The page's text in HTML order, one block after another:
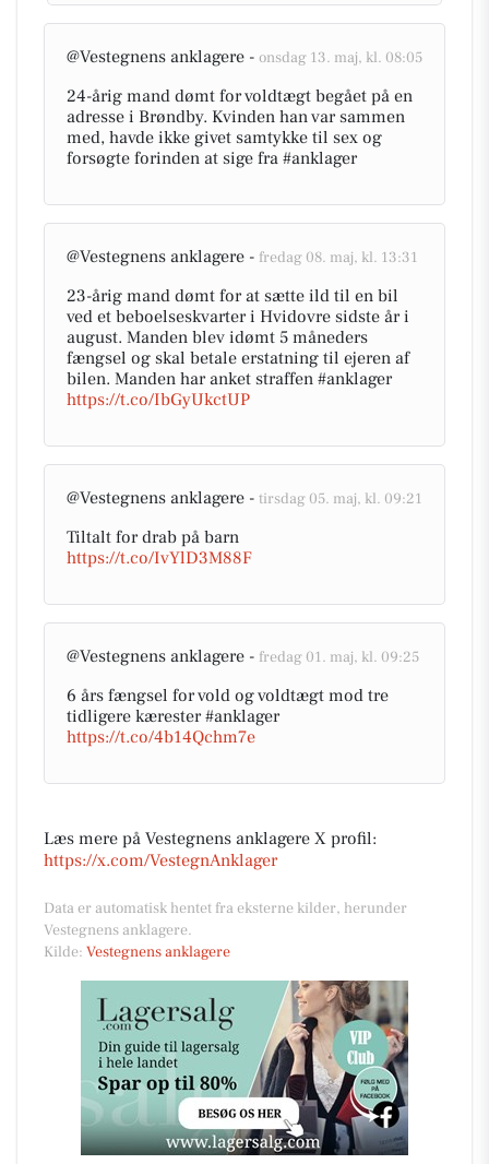
@Vestegnens anklagere - onsdag 13. maj, kl. 08:05
24-årig mand dømt for voldtægt begået på en
adresse i Brøndby. Kvinden han var sammen
med, havde ikke givet samtykke til sex og
forsøgte forinden at sige fra #anklager
@Vestegnens anklagere - fredag 08. maj, kl. 13:31
23-årig mand dømt for at sætte ild til en bil
ved et beboelseskvarter i Hvidovre sidste år i
august. Manden blev idømt 5 måneders
fængsel og skal betale erstatning til ejeren af
bilen. Manden har anket straffen #anklager
https://t.co/IbGyUkctUP
@Vestegnens anklagere - tirsdag 05. maj, kl. 09:21
Tiltalt for drab på barn
https://t.co/IvYlD3M88F
@Vestegnens anklagere - fredag 01. maj, kl. 09:25
6 års fængsel for vold og voldtægt mod tre
tidligere kærester #anklager
https://t.co/4b14Qchm7e
Læs mere på Vestegnens anklagere X profil:
https://x.com/VestegnAnklager
Data er automatisk hentet fra eksterne kilder, herunder
Vestegnens anklagere.
Kilde: Vestegnens anklagere